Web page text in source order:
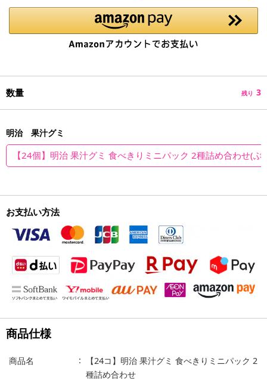
数量 残り 3
明治 果汁グミ
【24個】明治 果汁グミ 食べきりミニパック 2種詰め合わせ(ぶ
お支払い方法
商品仕様
商品名
【24コ】明治 果汁グミ 食べきりミニパック 2
種詰め合わせ